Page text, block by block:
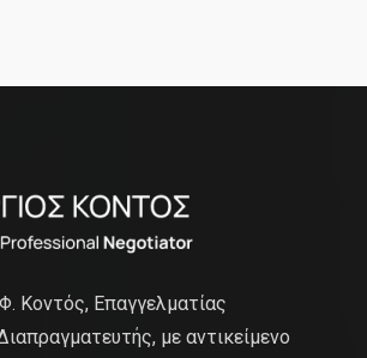
Κοντός, Επαγγελματίας
με αντικείμενο